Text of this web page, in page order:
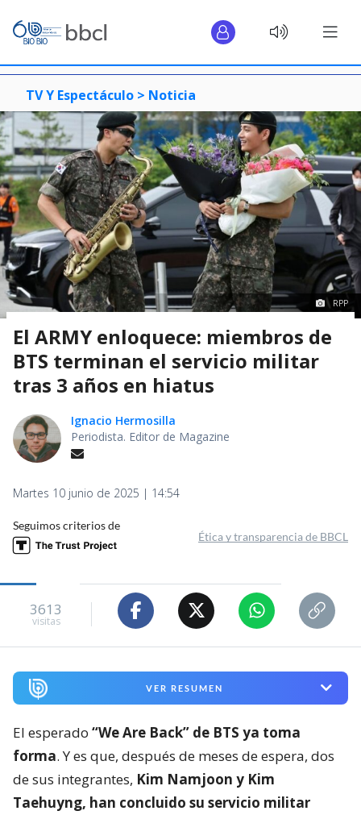
TV Y Espectáculo > Noticia
RPP
El ARMY enloquece: miembros de
BTS terminan el servicio militar
tras 3 años en hiatus
Ignacio Hermosilla
Periodista. Editor de Magazine
Martes 10 junio de 2025 | 14:54
Seguimos criterios de
Ética y transparencia de BBCL
3613
visitas
VER RESUMEN
El esperado “We Are Back” de BTS ya toma
forma. Y es que, después de meses de espera, dos
de sus integrantes, Kim Namjoon y Kim
Taehuyng, han concluido su servicio militar